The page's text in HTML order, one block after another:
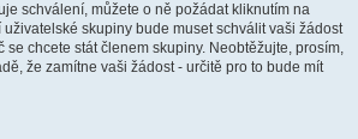
schválení, můžete o ně požádat kliknutím na
skupiny bude muset schválit vaši žádost
se chcete stát členem skupiny. Neobtěžujte, prosím,
že zamítne vaši žádost - určitě pro to bude mít